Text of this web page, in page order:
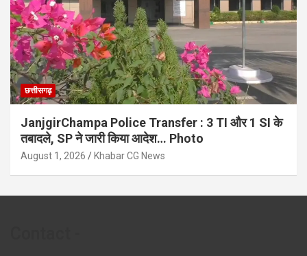
छत्तीसगढ़
JanjgirChampa Police Transfer : 3 TI और 1 SI के
तबादले, SP ने जारी किया आदेश… Photo
August 1, 2026 Khabar CG News